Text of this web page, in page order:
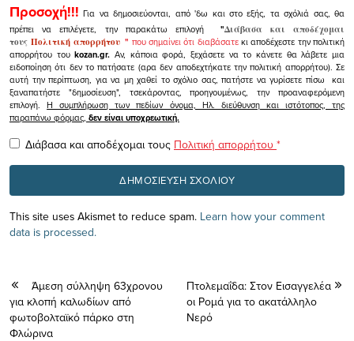
Προσοχή!!! Για να δημοσιεύονται, από 'δω και στο εξής, τα σχόλιά σας, θα
πρέπει να επιλέγετε, την παρακάτω επιλογή
"Διάβασα και αποδέχομαι
τουςΠολιτική απορρήτου" που σημαίνει ότι διαβάσατεκι αποδέχεστε την πολιτική
απορρήτου τουkozan.gr. Αν, κάποια φορά, ξεχάσετε να το κάνετε θα λάβετε μια
ειδοποίηση ότι δεν το πατήσατε (αρα δεν αποδεχτήκατε την πολιτική απορρήτου). Σε
αυτή την περίπτωση, για να μη χαθεί το σχόλιο σας, πατήστε να γυρίσετε πίσω και
ξαναπατήστε "δημοσίευση", τσεκάροντας, προηγουμένως, την προαναφερόμενη
επιλογή.Η συμπλήρωση των πεδίων όνομα, Ηλ. διεύθυνση και ιστότοπος, της
παραπάνω φόρμας, δεν είναι υποχρεωτική.
Διάβασα και αποδέχομαι τους Πολιτική απορρήτου *
This site uses Akismet to reduce spam. Learn how your comment
data is processed.
Άμεση σύλληψη 63χρονου
για κλοπή καλωδίων από
φωτοβολταϊκό πάρκο στη
Φλώρινα
Πτολεμαΐδα: Στον Εισαγγελέα
οι Ρομά για το ακατάλληλο
Νερό